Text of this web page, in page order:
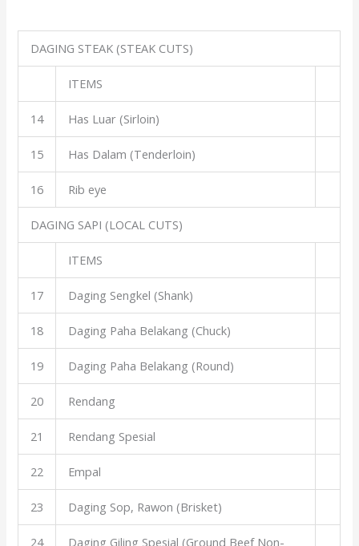
DAGING STEAK (STEAK CUTS)
ITEMS
14 Has Luar (Sirloin)
15 Has Dalam (Tenderloin)
16 Rib eye
DAGING SAPI (LOCAL CUTS)
ITEMS
17 Daging Sengkel (Shank)
18 Daging Paha Belakang (Chuck)
19 Daging Paha Belakang (Round)
20 Rendang
21 Rendang Spesial
22 Empal
23 Daging Sop, Rawon (Brisket)
24
Daging Giling Spesial (Ground Beef Non-